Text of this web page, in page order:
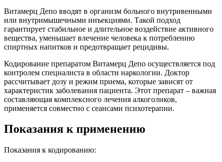
Витамерц Депо вводят в организм больного внутривенными
или внутримышечными инъекциями. Такой подход
гарантирует стабильное и длительное воздействие активного
вещества, уменьшает влечение человека к потреблению
спиртных напитков и предотвращает рецидивы.
Кодирование препаратом Витамерц Депо осуществляется под
контролем специалиста в области наркологии. Доктор
рассчитывает дозу и режим приема, которые зависят от
характеристик заболевания пациента. Этот препарат – важная
составляющая комплексного лечения алкоголиков,
применяется совместно с сеансами психотерапии.
Показания к применению
Показания к кодированию: